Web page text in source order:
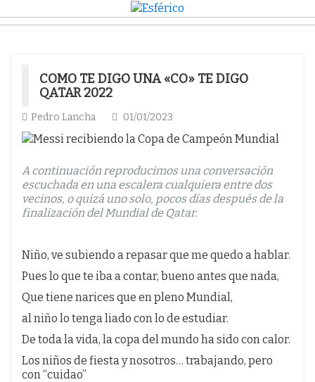
COMO TE DIGO UNA «CO» TE DIGO
QATAR 2022
Pedro Lancha 01/01/2023
A continuación reproducimos una conversación
escuchada en una escalera cualquiera entre dos
vecinos, o quizá uno solo, pocos días después de la
finalización del Mundial de Qatar.
Niño, ve subiendo a repasar que me quedo a hablar.
Pues lo que te iba a contar, bueno antes que nada,
Que tiene narices que en pleno Mundial,
al niño lo tenga liado con lo de estudiar.
De toda la vida, la copa del mundo ha sido con calor.
Los niños de fiesta y nosotros… trabajando, pero
con “cuidao”